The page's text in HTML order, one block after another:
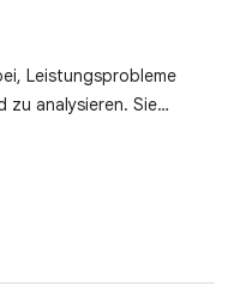
Leistungsprobleme
zu analysieren. Sie
Heuristiken und